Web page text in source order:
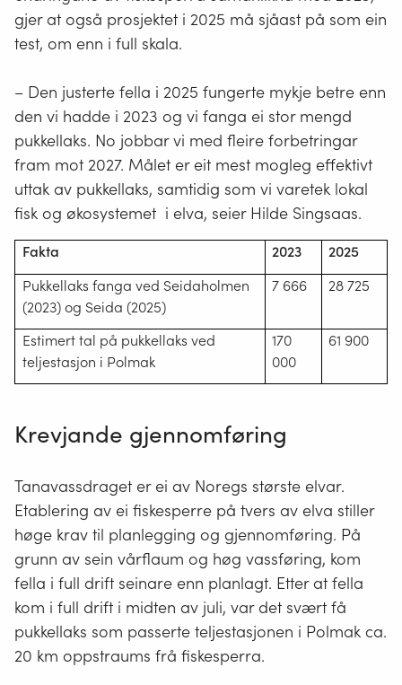
gjer at også prosjektet i 2025 må sjåast på som ein
test, om enn i full skala.
– Den justerte fella i 2025 fungerte mykje betre enn
den vi hadde i 2023 og vi fanga ei stor mengd
pukkellaks. No jobbar vi med fleire forbetringar
fram mot 2027. Målet er eit mest mogleg effektivt
uttak av pukkellaks, samtidig som vi varetek lokal
fisk og økosystemet i elva, seier Hilde Singsaas.
Fakta 2023
2025
Pukkellaks fanga ved Seidaholmen
(2023) og Seida (2025)
7 666 28 725
Estimert tal på pukkellaks ved
teljestasjon i Polmak
170
000
61 900
Krevjande gjennomføring
Tanavassdraget er ei av Noregs største elvar.
Etablering av ei fiskesperre på tvers av elva stiller
høge krav til planlegging og gjennomføring. På
grunn av sein vårflaum og høg vassføring, kom
fella i full drift seinare enn planlagt. Etter at fella
kom i full drift i midten av juli, var det svært få
pukkellaks som passerte teljestasjonen i Polmak ca.
20 km oppstraums frå fiskesperra.